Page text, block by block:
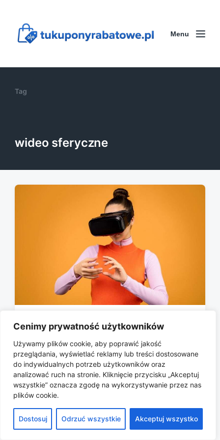
Cenimy prywatność użytkowników
Używamy plików cookie, aby poprawić jakość
przeglądania, wyświetlać reklamy lub treści dostosowane
do indywidualnych potrzeb użytkowników oraz
analizować ruch na stronie. Kliknięcie przycisku „Akceptuj
wszystkie” oznacza zgodę na wykorzystywanie przez nas
plików cookie.
Dostosuj Odrzuć wszystkie Akceptuj wszystko
Menu
Tag
wideo sferyczne
Wideo sferyczne i VR: czy tak będą
wyglądać nasze zakupy w sieci?
P
o
s
t
d
a
t
e
2026-05-22
Copyright © 2026 All rights reserved.